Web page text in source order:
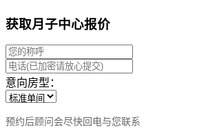
获取月子中心报价
意向房型：
预约后顾问会尽快回电与您联系